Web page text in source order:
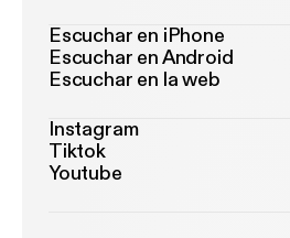
Escuchar en iPhone
Escuchar en Android
Escuchar en la web
Instagram
Tiktok
Youtube